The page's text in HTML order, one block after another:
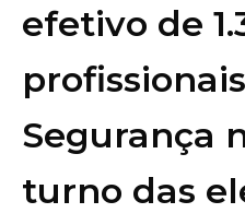
efetivo de
Segurança
turno das